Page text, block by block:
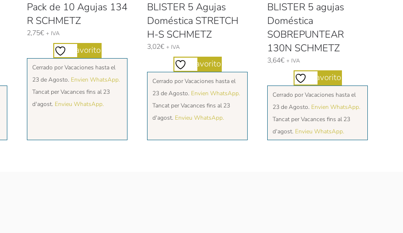
Pack de 10 Agujas 134
R SCHMETZ
2,75€ + IVA
Favorito
Cerrado por Vacaciones hasta el
23 de Agosto. Envien WhatsApp.
Tancat per Vacances fins al 23
d'agost. Envieu WhatsApp.
BLISTER 5 Agujas
Doméstica STRETCH
H-S SCHMETZ
3,02€ + IVA
Favorito
Cerrado por Vacaciones hasta el
23 de Agosto. Envien WhatsApp.
Tancat per Vacances fins al 23
d'agost. Envieu WhatsApp.
BLISTER 5 agujas
Doméstica
SOBREPUNTEAR
130N SCHMETZ
3,64€ + IVA
Favorito
Cerrado por Vacaciones hasta el
23 de Agosto. Envien WhatsApp.
Tancat per Vacances fins al 23
d'agost. Envieu WhatsApp.